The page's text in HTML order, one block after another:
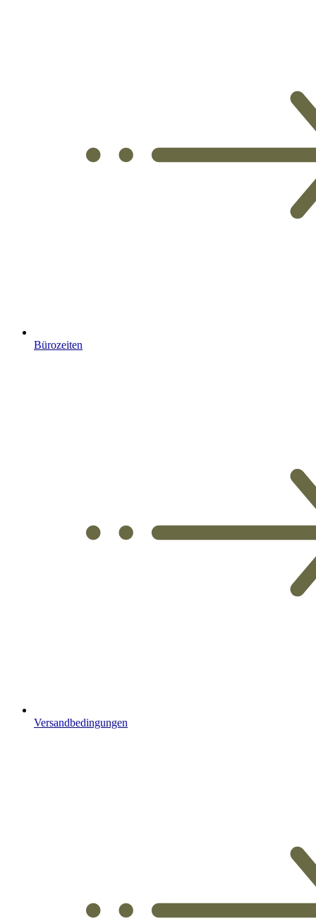
Bürozeiten
Versandbedingungen